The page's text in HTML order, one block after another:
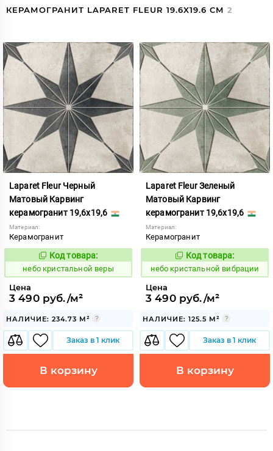
КЕРАМОГРАНИТ LAPARET FLEUR 19.6X19.6 СМ 2
Laparet Fleur Черный
Матовый Карвинг
керамогранит 19,6x19,6
Материал:
Керамогранит
Код:
1123758
Код товара:
небо кристальной веры
Цена
3 490 руб./м²
НАЛИЧИЕ: 234.73 М²
Заказ в 1 клик
В корзину
Laparet Fleur Зеленый
Матовый Карвинг
керамогранит 19,6x19,6
Материал:
Керамогранит
Код:
1123760
Код товара:
небо кристальной вибрации
Цена
3 490 руб./м²
НАЛИЧИЕ: 125.5 М²
Заказ в 1 клик
В корзину